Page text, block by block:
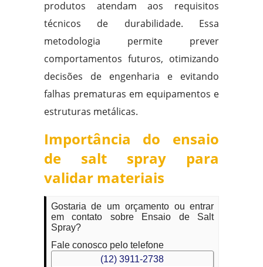
produtos atendam aos requisitos
técnicos de durabilidade. Essa
metodologia permite prever
comportamentos futuros, otimizando
decisões de engenharia e evitando
falhas prematuras em equipamentos e
estruturas metálicas.
Importância do ensaio
de salt spray para
validar materiais
Gostaria de um orçamento ou entrar
em contato sobre Ensaio de Salt
Spray?
Fale conosco pelo telefone
(12) 3911-2738